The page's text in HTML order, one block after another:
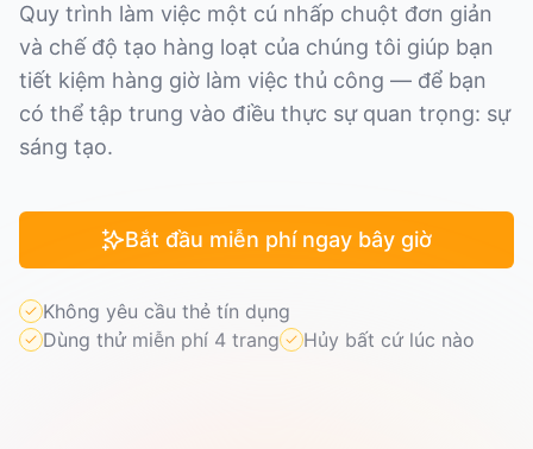
Quy trình làm việc một cú nhấp chuột đơn giản
và chế độ tạo hàng loạt của chúng tôi giúp bạn
tiết kiệm hàng giờ làm việc thủ công — để bạn
có thể tập trung vào điều thực sự quan trọng: sự
sáng tạo.
Bắt đầu miễn phí ngay bây giờ
Không yêu cầu thẻ tín dụng
Dùng thử miễn phí 4 trang
Hủy bất cứ lúc nào